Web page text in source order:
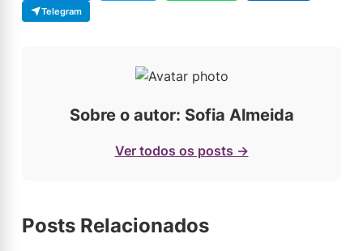
Telegram
Sobre o autor: Sofia Almeida
Ver todos os posts →
Posts Relacionados